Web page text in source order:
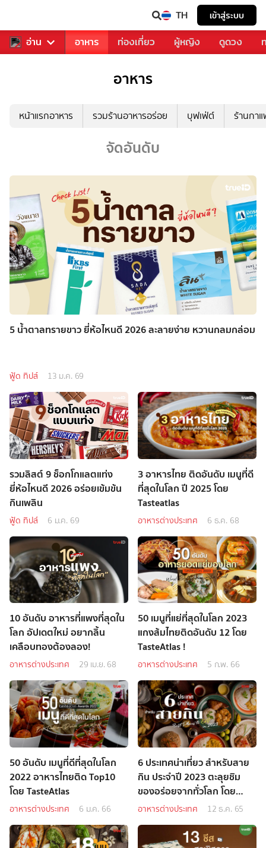
TH เข้าสู่ระบบ
อ่าน
รวงการเพลง อาหาร ท่องเที่ยว ผู้หญิง ดูดวง
อาหาร
หน้าแรกอาหาร รวมร้านอาหารอร่อย บุฟเฟ่ต์ ร้านกา
จัดอันดับ
5 น้ำตาลทรายขาว ยี่ห้อไหนดี 2026 ละลายง่าย หวานกลมกล่อม
ฟู้ด ทิปส์ 13 ม.ค. 69
รวมลิสต์ 9 ช็อกโกแลตแท่ง
ยี่ห้อไหนดี 2026 อร่อยเข้มข้น
กินเพลิน
ฟู้ด ทิปส์ 6 ม.ค. 69
3 อาหารไทย ติดอันดับ เมนูที่ดี
ที่สุดในโลก ปี 2025 โดย
Tasteatlas
อาหารต่างประเทศ 6 ธ.ค. 68
10 อันดับ อาหารที่แพงที่สุดใน
โลก อัปเดตใหม่ อยากลิ้น
เคลือบทองต้องลอง!
อาหารต่างประเทศ 29 เม.ย. 68
50 เมนูที่แย่ที่สุดในโลก 2023
แกงส้มไทยติดอันดับ 12 โดย
TasteAtlas !
อาหารต่างประเทศ 5 ก.พ. 66
50 อันดับ เมนูที่ดีที่สุดในโลก
2022 อาหารไทยติด Top10
โดย TasteAtlas
อาหารต่างประเทศ 6 ม.ค. 66
6 ประเทศน่าเที่ยว สำหรับสาย
กิน ประจำปี 2023 ตะลุยชิม
ของอร่อยจากทั่วโลก โดย
Lonely Planet
อาหารต่างประเทศ 12 ธ.ค. 65